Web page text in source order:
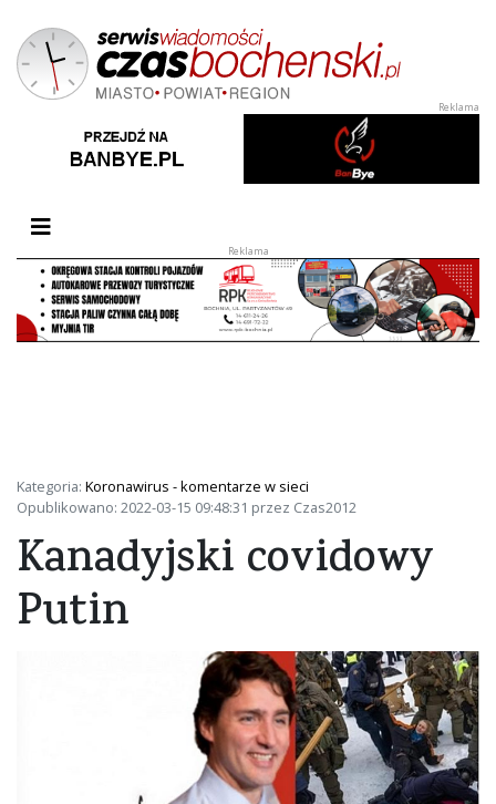
Przełącz nawigację
Kategoria: Koronawirus - komentarze w sieci
Opublikowano: 2022-03-15 09:48:31 przez Czas2012
Kanadyjski covidowy
Putin